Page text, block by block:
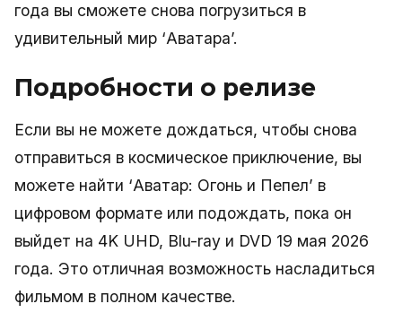
года вы сможете снова погрузиться в
удивительный мир ‘Аватара’.
Подробности о релизе
Если вы не можете дождаться, чтобы снова
отправиться в космическое приключение, вы
можете найти ‘Аватар: Огонь и Пепел’ в
цифровом формате или подождать, пока он
выйдет на 4K UHD, Blu-ray и DVD 19 мая 2026
года. Это отличная возможность насладиться
фильмом в полном качестве.